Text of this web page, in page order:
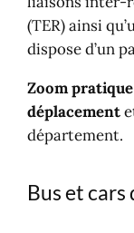
(TER) ainsi
dispose d’un
Zoom pratique
déplacement
département.
Bus et